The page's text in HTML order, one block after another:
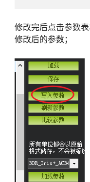
修改完后点击参数
修改后的参数；